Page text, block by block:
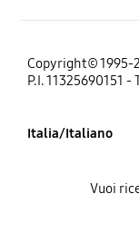
Copyright© 1995-
P.I. 11325690151
Italia/Italiano
Vuoi